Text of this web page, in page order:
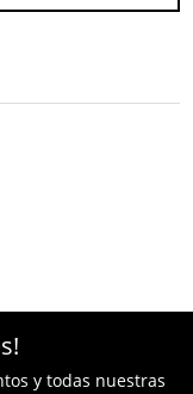
y todas nuestras